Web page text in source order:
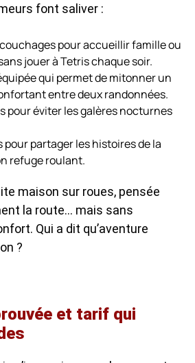
font saliver :
pour accueillir famille ou
jouer à Tetris chaque soir.
qui permet de mitonner un
entre deux randonnées.
pour éviter les galères nocturnes
pour partager les histoires de la
refuge roulant.
maison sur roues, pensée
la route… mais sans
Qui a dit qu’aventure
?
et tarif qui